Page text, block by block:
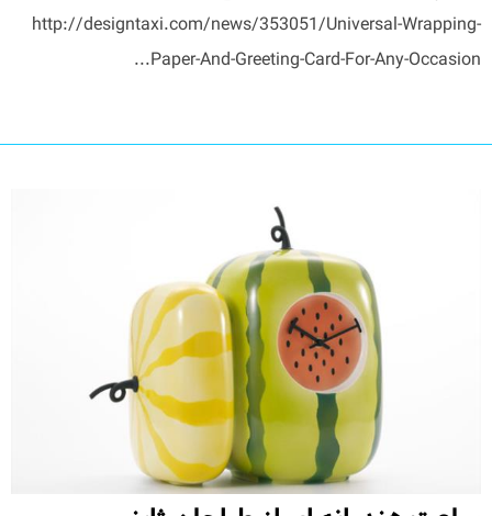
http://designtaxi.com/news/353051/Universal-Wrapping-
Paper-And-Greeting-Card-For-Any-Occasion...